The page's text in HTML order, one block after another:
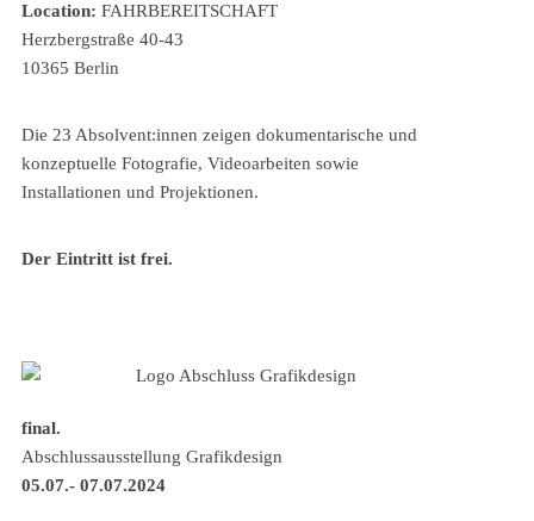
Location: FAHRBEREITSCHAFT
Herzbergstraße 40-43
10365 Berlin
Die 23 Absolvent:innen zeigen dokumentarische und
konzeptuelle Fotografie, Videoarbeiten sowie
Installationen und Projektionen.
Der Eintritt ist frei.
final.
Abschlussausstellung Grafikdesign
05.07.- 07.07.2024